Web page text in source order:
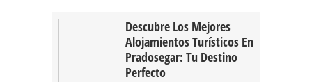
Descubre Los Mejores
Alojamientos Turísticos En
Pradosegar: Tu Destino
Perfecto